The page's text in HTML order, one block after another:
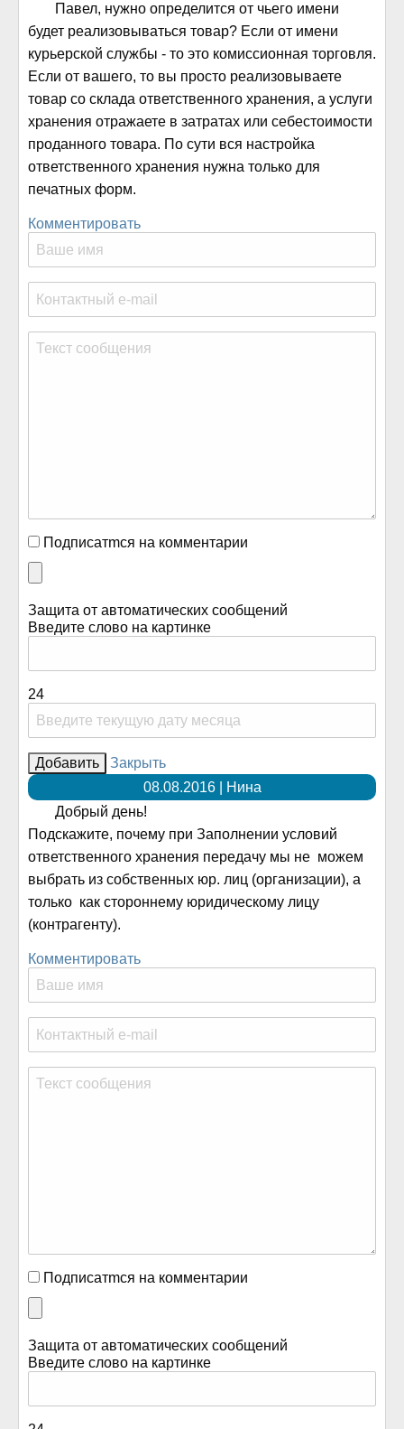
Павел, нужно определится от чьего имени
будет реализовываться товар? Если от имени
курьерской службы - то это комиссионная торговля.
Если от вашего, то вы просто реализовываете
товар со склада ответственного хранения, а услуги
хранения отражаете в затратах или себестоимости
проданного товара. По сути вся настройка
ответственного хранения нужна только для
печатных форм.
Комментировать
Подписатmся на комментарии
Защита от автоматических сообщений
Введите слово на картинке
24
Закрыть
08.08.2016 | Нина
Добрый день!
Подскажите, почему при Заполнении условий
ответственного хранения передачу мы не можем
выбрать из собственных юр. лиц (организации), а
только как стороннему юридическому лицу
(контрагенту).
Комментировать
Подписатmся на комментарии
Защита от автоматических сообщений
Введите слово на картинке